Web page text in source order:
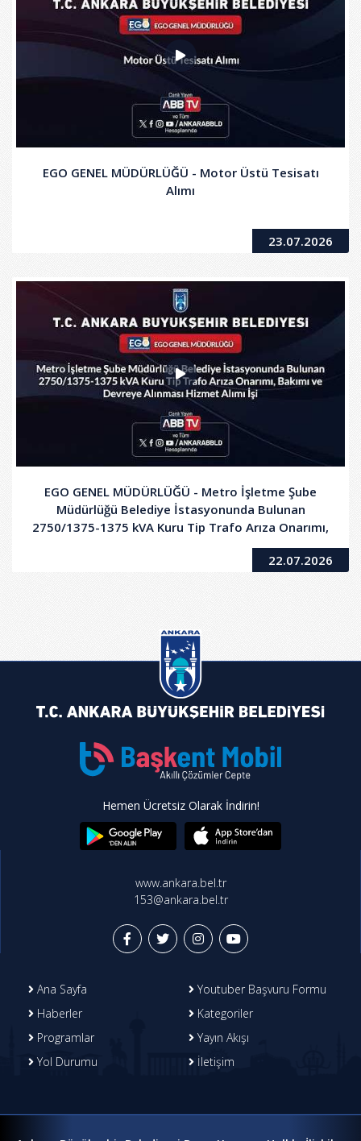
EGO GENEL MÜDÜRLÜĞÜ - Motor Üstü Tesisatı
Alımı
23.07.2026
EGO GENEL MÜDÜRLÜĞÜ - Metro İşletme Şube
Müdürlüğü Belediye İstasyonunda Bulunan
2750/1375-1375 kVA Kuru Tip Trafo Arıza Onarımı,
Bakımı ve Devreye Alınması Hizmet Alımı İşi
22.07.2026
Hemen Ücretsiz Olarak İndirin!
www.ankara.bel.tr
153@ankara.bel.tr
Ana Sayfa
Youtuber Başvuru Formu
Haberler
Kategoriler
Programlar
Yayın Akışı
Yol Durumu
İletişim